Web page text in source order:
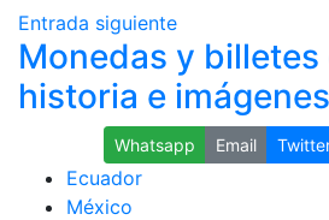
Entrada siguiente
Monedas y
historia e imágenes
Whatsapp Email
Ecuador
México